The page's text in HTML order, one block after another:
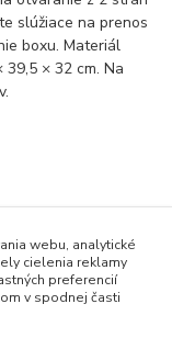
slúžiace na prenos
boxu. Materiál
39,5 × 32 cm. Na
webu, analytické
cielenia reklamy
preferencií
v spodnej časti